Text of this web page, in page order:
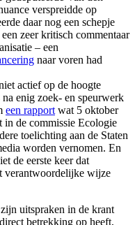
verspreidde op
daar nog een schepje
zeer kritisch commentaar
– een
naar voren had
actief op de hoogte
enig zoek- en speurwerk
een rapport wat 5 oktober
in de commissie Ecologie
toelichting aan de Staten
worden vernomen. En
de eerste keer dat
verantwoordelijke wijze
uitspraken in de krant
betrekking op heeft,